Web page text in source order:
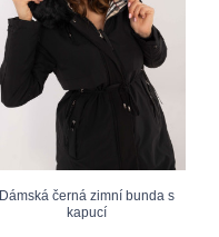
Dámská černá zimní bunda s
kapucí